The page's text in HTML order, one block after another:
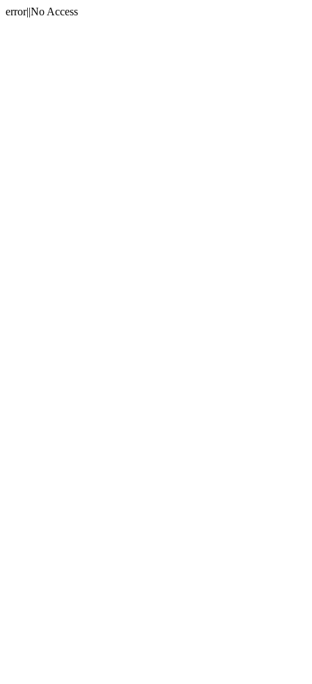
error||No Access